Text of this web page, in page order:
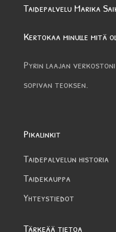
Taidepalvelu Marika
Kertokaa minulle mitä
Pyrin laajan
sopivan teoksen.
Pikalinkit
Taidepalvelun historia
Taidekauppa
Yhteystiedot
Tärkeää tietoa